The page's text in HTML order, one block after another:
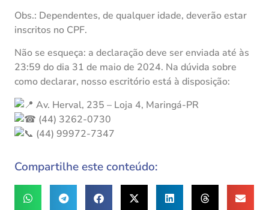
Obs.: Dependentes, de qualquer idade, deverão estar
inscritos no CPF.
Não se esqueça: a declaração deve ser enviada até às
23:59 do dia 31 de maio de 2024. Na dúvida sobre
como declarar, nosso escritório está à disposição:
Av. Herval, 235 – Loja 4, Maringá-PR
(44) 3262-0730
(44) 99972-7347
Compartilhe este conteúdo: